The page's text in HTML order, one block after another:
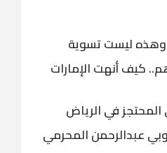
وهذه ليست تسوية
كيف أنهت الإمارات
في الرياض
عبدالرحمن المحرمي